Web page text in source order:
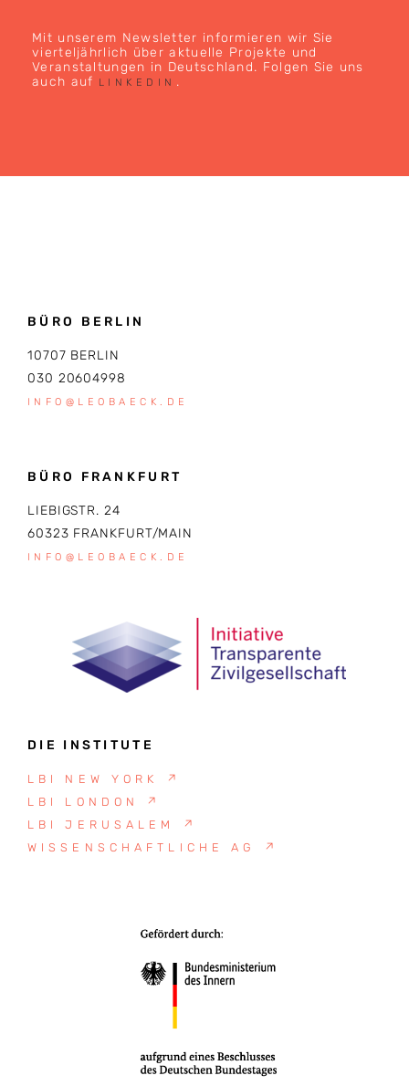
Mit unserem Newsletter informieren wir Sie
vierteljährlich über aktuelle Projekte und
Veranstaltungen in Deutschland. Folgen Sie uns
auch auf
LINKEDIN .
BÜRO BERLIN
10707 BERLIN
030 20604998
INFO@LEOBAECK.DE
BÜRO FRANKFURT
LIEBIGSTR. 24
60323 FRANKFURT/MAIN
INFO@LEOBAECK.DE
DIE INSTITUTE
LBI NEW YORK
↗
LBI LONDON
↗
LBI JERUSALEM
↗
WISSENSCHAFTLICHE AG
↗